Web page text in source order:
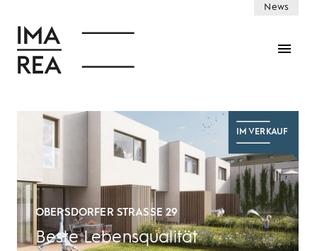
News

IM VERKAUF
OBERSDORFER STRASSE 29
Beste Lebensqualität